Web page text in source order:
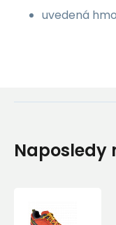
uvedená
Naposledy